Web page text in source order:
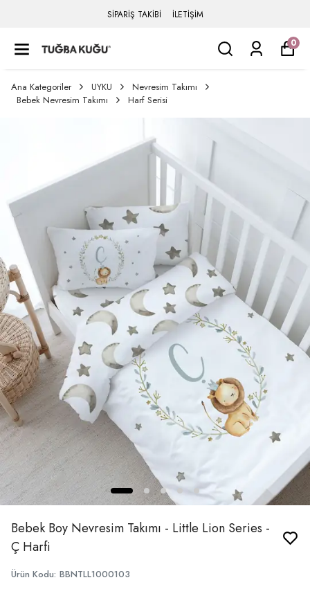
SİPARİŞ TAKİBİ İLETİŞİM
0
Ana Kategoriler UYKU
Nevresim Takımı
Bebek Nevresim Takımı
Harf Serisi
Bebek Boy Nevresim Takımı - Little Lion Series -
Ç Harfi
Ürün Kodu: BBNTLL1000103